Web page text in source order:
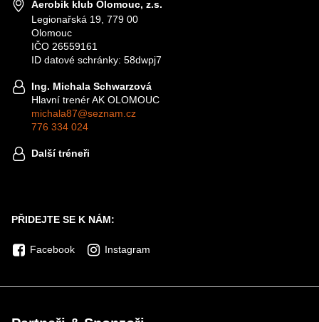
Aerobik klub Olomouc, z.s.
Legionařská 19, 779 00
Olomouc
IČO 26559161
ID datové schránky: 58dwpj7
Ing. Michala Schwarzová
Hlavní trenér AK OLOMOUC
michala87@seznam.cz
776 334 024
Další tréneři
PŘIDEJTE SE K NÁM:
Facebook Instagram